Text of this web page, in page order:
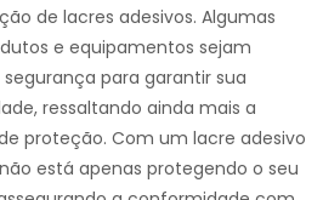
de lacres adesivos. Algumas
e equipamentos sejam
para garantir sua
ressaltando ainda mais a
proteção. Com um lacre adesivo
está apenas protegendo o seu